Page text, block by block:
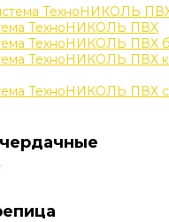
ТехноНИКОЛЬ ПВХ
ТехноНИКОЛЬ ПВХ
ТехноНИКОЛЬ ПВХ
ТехноНИКОЛЬ ПВХ